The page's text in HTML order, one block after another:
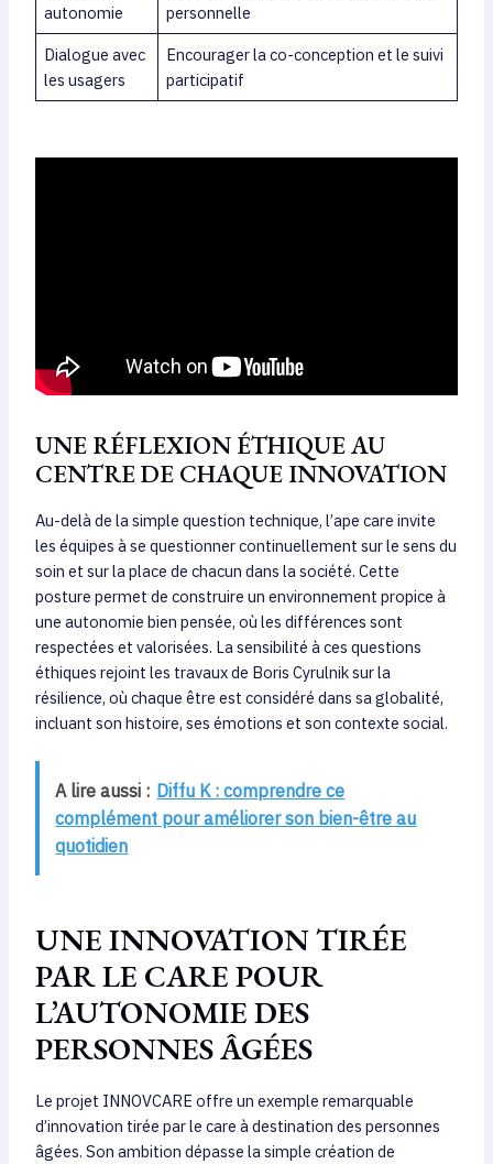
autonomie
personnelle
Dialogue avec
les usagers
Encourager la co-conception et le suivi
participatif
UNE RÉFLEXION ÉTHIQUE AU
CENTRE DE CHAQUE INNOVATION
Au-delà de la simple question technique, l’ape care invite
les équipes à se questionner continuellement sur le sens du
soin et sur la place de chacun dans la société. Cette
posture permet de construire un environnement propice à
une autonomie bien pensée, où les différences sont
respectées et valorisées. La sensibilité à ces questions
éthiques rejoint les travaux de Boris Cyrulnik sur la
résilience, où chaque être est considéré dans sa globalité,
incluant son histoire, ses émotions et son contexte social.
A lire aussi : Diffu K : comprendre ce
complément pour améliorer son bien-être au
quotidien
UNE INNOVATION TIRÉE
PAR LE CARE POUR
L’AUTONOMIE DES
PERSONNES ÂGÉES
Le projet INNOVCARE offre un exemple remarquable
d’innovation tirée par le care à destination des personnes
âgées. Son ambition dépasse la simple création de